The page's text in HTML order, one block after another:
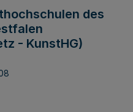
des
- KunstHG)